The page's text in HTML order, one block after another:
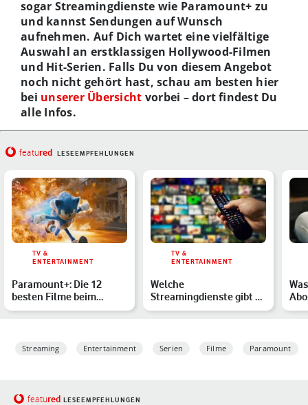
sogar Streamingdienste wie Paramount+ zu
und kannst Sendungen auf Wunsch
aufnehmen. Auf Dich wartet eine vielfältige
Auswahl an erstklassigen Hollywood-Filmen
und Hit-Serien. Falls Du von diesem Angebot
noch nicht gehört hast, schau am besten hier
bei unserer Übersicht vorbei – dort findest Du
alle Infos.
featured LESEEMPFEHLUNGEN
TV &
ENTERTAINMENT
Paramount+: Die 12
besten Filme beim
Streamingdienst im Jahr
TV &
ENTERTAINMENT
Welche
Streamingdienste gibt es
in Deutschland? Die
Streaming Entertainment Serien Filme Paramount
featured LESEEMPFEHLUNGEN